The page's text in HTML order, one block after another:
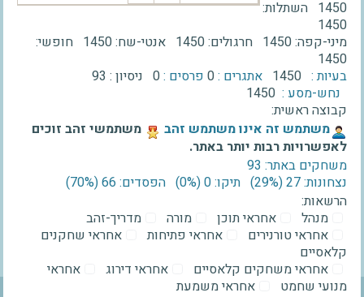
1450 השתלות:
1450
מיני-קפה:1450 חרגולים:1450 אנטי-שח:1450 חופשי:
1450
בעיות : 1450 אתגרים :0 פרסים :0 ניסיון : 93
נחש-מסע : 1450
קבוצה ראשית:
‫משתמש זה אינו משתמש זהב‬
משתמשי זהב זוכים
לאפשרויות רבות יותר באתר.
משחקים באתר: 93
נצחונות: 27 ‫(29%)‬
תיקו: 0 ‫(0%)‬
הפסדים: 66 ‫(70%)‬
הרשאות:
מנהל
אחראי תוכן מורה
מדריך-זהב
אחראי טורנירים
אחראי פתיחות
אחראי שחקנים
קלאסיים
אחראי משחקים קלאסיים
אחראי דירוג
אחראי
מנועי שחמט
אחראי משמעת